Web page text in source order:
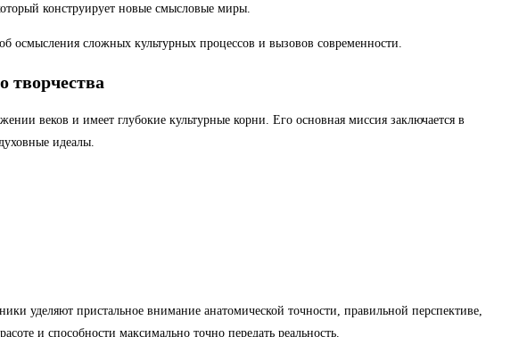
конструирует новые смысловые миры.
осмысления сложных культурных процессов и вызовов современности.
творчества
веков и имеет глубокие культурные корни. Его основная миссия заключается в
идеалы.
уделяют пристальное внимание анатомической точности, правильной перспективе,
и способности максимально точно передать реальность.